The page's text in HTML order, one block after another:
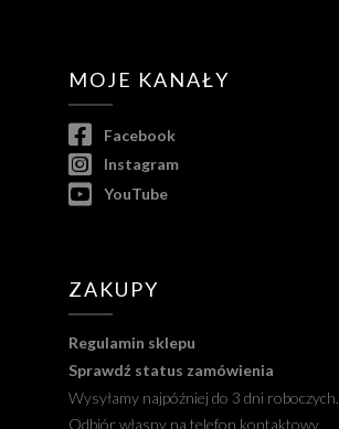
MOJE KANAŁY
Facebook
Instagram
YouTube
ZAKUPY
Regulamin sklepu
Sprawdź status zamówienia
Wysyłamy najpóźniej do 3 dni roboczych.
Odbiór własny na telefon kontaktowy.